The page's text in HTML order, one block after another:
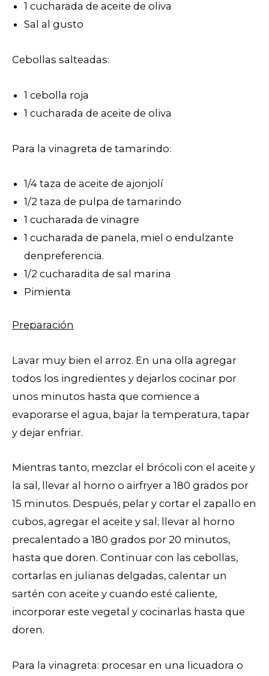
1 cucharada de aceite de oliva
Sal al gusto
Cebollas salteadas:
1 cebolla roja
1 cucharada de aceite de oliva
Para la vinagreta de tamarindo:
1/4 taza de aceite de ajonjolí
1/2 taza de pulpa de tamarindo
1 cucharada de vinagre
1 cucharada de panela, miel o endulzante
denpreferencia.
1/2 cucharadita de sal marina
Pimienta
Preparación
Lavar muy bien el arroz. En una olla agregar
todos los ingredientes y dejarlos cocinar por
unos minutos hasta que comience a
evaporarse el agua, bajar la temperatura, tapar
y dejar enfriar.
Mientras tanto, mezclar el brócoli con el aceite y
la sal, llevar al horno o airfryer a 180 grados por
15 minutos. Después, pelar y cortar el zapallo en
cubos, agregar el aceite y sal; llevar al horno
precalentado a 180 grados por 20 minutos,
hasta que doren. Continuar con las cebollas,
cortarlas en julianas delgadas, calentar un
sartén con aceite y cuando esté caliente,
incorporar este vegetal y cocinarlas hasta que
doren.
Para la vinagreta: procesar en una licuadora o